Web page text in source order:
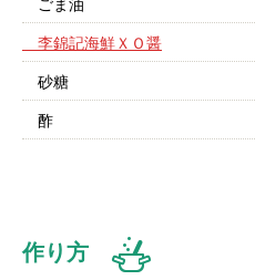
ごま油
李錦記海鮮ＸＯ醤
砂糖
酢
作り方